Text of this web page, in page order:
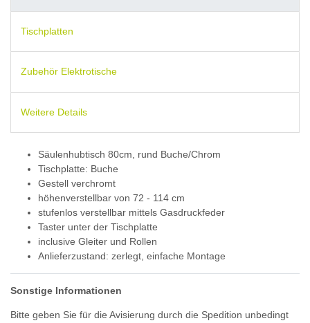
Tischplatten
Zubehör Elektrotische
Weitere Details
Säulenhubtisch 80cm, rund Buche/Chrom
Tischplatte: Buche
Gestell verchromt
höhenverstellbar von 72 - 114 cm
stufenlos verstellbar mittels Gasdruckfeder
Taster unter der Tischplatte
inclusive Gleiter und Rollen
Anlieferzustand: zerlegt, einfache Montage
Sonstige Informationen
Bitte geben Sie für die Avisierung durch die Spedition unbedingt